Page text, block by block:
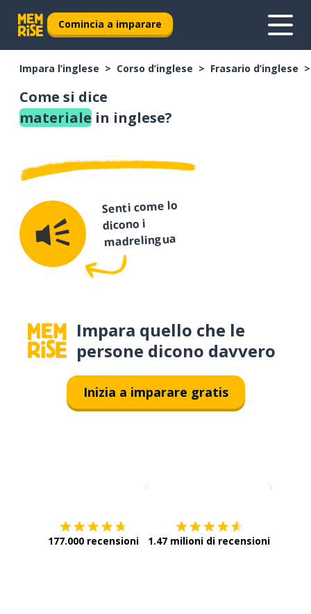
Comincia a imparare
Impara l’inglese Corso d’inglese Frasario d’inglese
Come si dice
materiale in inglese?
Senti come lo
dicono i
madrelingua
Impara quello che le
persone dicono davvero
Inizia a imparare gratis
177.000 recensioni 1.47 milioni di recensioni